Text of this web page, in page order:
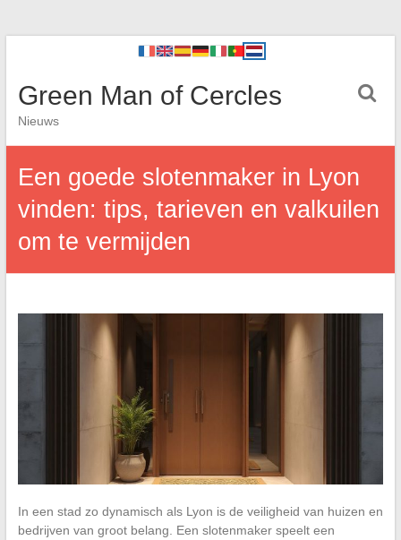
Green Man of Cercles
Nieuws
Een goede slotenmaker in Lyon
vinden: tips, tarieven en valkuilen
om te vermijden
In een stad zo dynamisch als Lyon is de veiligheid van huizen en
bedrijven van groot belang. Een slotenmaker speelt een